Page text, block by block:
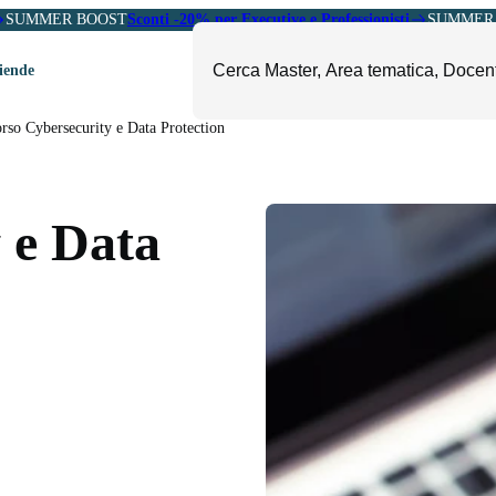
SUMMER BOOSTSconti -20% per Executive e Professionisti
e Soft Skills
Ambiente
Food, Beverage e Turismo
Arte, Cultura e Sport
Giornalismo
Il Sole 24 ORE Professionale
Cybersecurity e Data Protection
Data